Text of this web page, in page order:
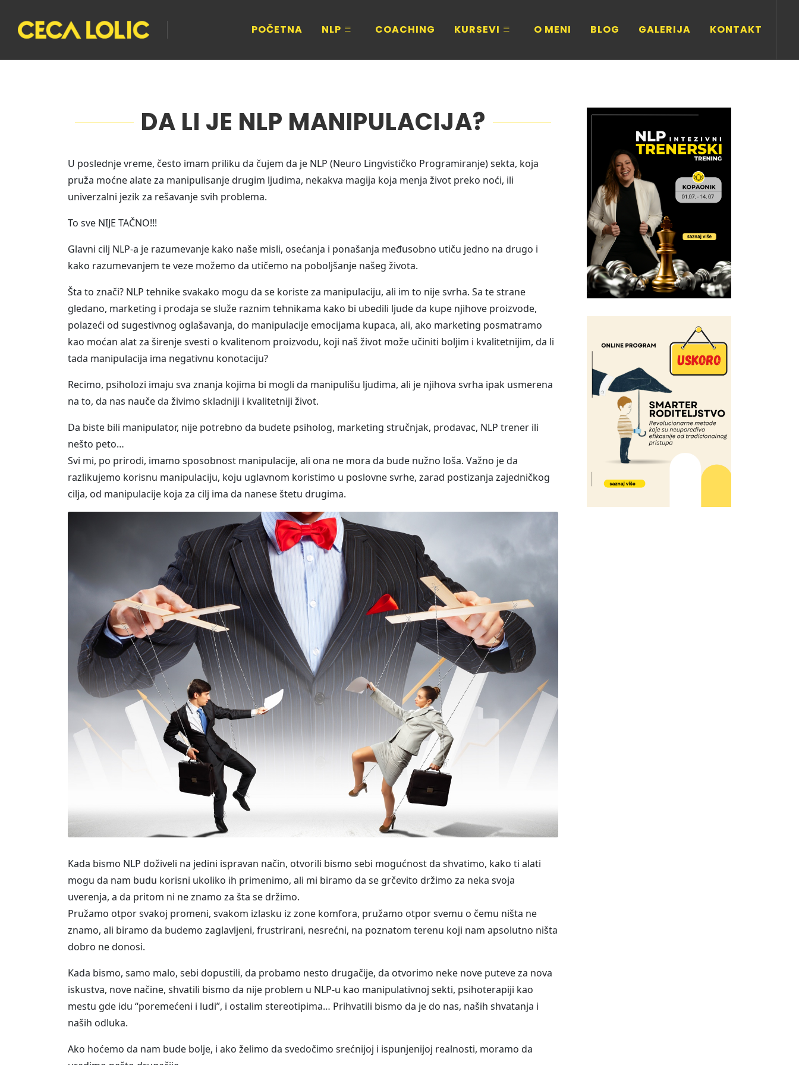
POČETNA NLP COACHING KURSEVI O MENI BLOG GALERIJA KONTAKT
DA LI JE NLP MANIPULACIJA?
U poslednje vreme, često imam priliku da čujem da je NLP (Neuro Lingvističko Programiranje) sekta, koja
pruža moćne alate za manipulisanje drugim ljudima, nekakva magija koja menja život preko noći, ili
univerzalni jezik za rešavanje svih problema.
To sve NIJE TAČNO!!!
Glavni cilj NLP-a je razumevanje kako naše misli, osećanja i ponašanja međusobno utiču jedno na drugo i
kako razumevanjem te veze možemo da utičemo na poboljšanje našeg života.
Šta to znači? NLP tehnike svakako mogu da se koriste za manipulaciju, ali im to nije svrha. Sa te strane
gledano, marketing i prodaja se služe raznim tehnikama kako bi ubedili ljude da kupe njihove proizvode,
polazeći od sugestivnog oglašavanja, do manipulacije emocijama kupaca, ali, ako marketing posmatramo
kao moćan alat za širenje svesti o kvalitenom proizvodu, koji naš život može učiniti boljim i kvalitetnijim, da li
tada manipulacija ima negativnu konotaciju?
Recimo, psiholozi imaju sva znanja kojima bi mogli da manipulišu ljudima, ali je njihova svrha ipak usmerena
na to, da nas nauče da živimo skladniji i kvalitetniji život.
Da biste bili manipulator, nije potrebno da budete psiholog, marketing stručnjak, prodavac, NLP trener ili
nešto peto…
Svi mi, po prirodi, imamo sposobnost manipulacije, ali ona ne mora da bude nužno loša. Važno je da
razlikujemo korisnu manipulaciju, koju uglavnom koristimo u poslovne svrhe, zarad postizanja zajedničkog
cilja, od manipulacije koja za cilj ima da nanese štetu drugima.
Kada bismo NLP doživeli na jedini ispravan način, otvorili bismo sebi mogućnost da shvatimo, kako ti alati
mogu da nam budu korisni ukoliko ih primenimo, ali mi biramo da se grčevito držimo za neka svoja
uverenja, a da pritom ni ne znamo za šta se držimo.
Pružamo otpor svakoj promeni, svakom izlasku iz zone komfora, pružamo otpor svemu o čemu ništa ne
znamo, ali biramo da budemo zaglavljeni, frustrirani, nesrećni, na poznatom terenu koji nam apsolutno ništa
dobro ne donosi.
Kada bismo, samo malo, sebi dopustili, da probamo nesto drugačije, da otvorimo neke nove puteve za nova
iskustva, nove načine, shvatili bismo da nije problem u NLP-u kao manipulativnoj sekti, psihoterapiji kao
mestu gde idu “poremećeni i ludi”, i ostalim stereotipima… Prihvatili bismo da je do nas, naših shvatanja i
naših odluka.
Ako hoćemo da nam bude bolje, i ako želimo da svedočimo srećnijoj i ispunjenijoj realnosti, moramo da